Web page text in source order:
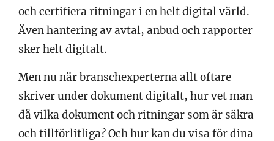
och certifiera ritningar i en helt digital värld.
Även hantering av avtal, anbud och rapporter
sker helt digitalt.
Men nu när branschexperterna allt oftare
skriver under dokument digitalt, hur vet man
då vilka dokument och ritningar som är säkra
och tillförlitliga? Och hur kan du visa för dina